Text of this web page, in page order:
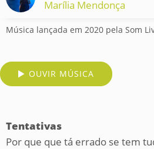
Marília Mendonça
Música lançada em 2020 pela Som
OUVIR MÚSICA
Tentativas
Por que que tá errado se tem